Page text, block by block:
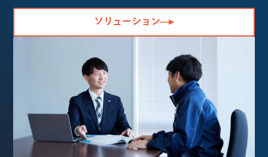
ソリューション